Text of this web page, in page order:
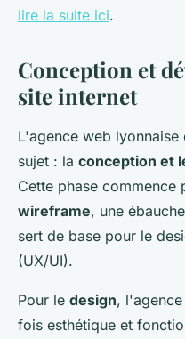
lire la suite ici.
Conception et
site internet
L'agence web
sujet : la conception et
Cette phase
wireframe, une
sert de base pour le
(UX/UI).
Pour le design,
fois esthétique et